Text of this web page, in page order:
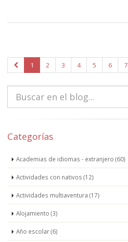
1 2 3 4 5 6 7
Categorías
Academias de idiomas - extranjero (60)
Actividades con nativos (12)
Actividades multiaventura (17)
Alojamiento (3)
Año escolar (6)